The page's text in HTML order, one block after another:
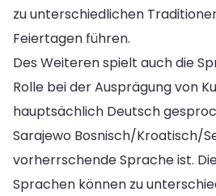
zu unterschiedlichen
Feiertagen führen.
Des Weiteren spielt auch die
Rolle bei der Ausprägung von
hauptsächlich Deutsch
Sarajewo Bosnisch/Kroatisch/
vorherrschende Sprache ist.
Sprachen können zu